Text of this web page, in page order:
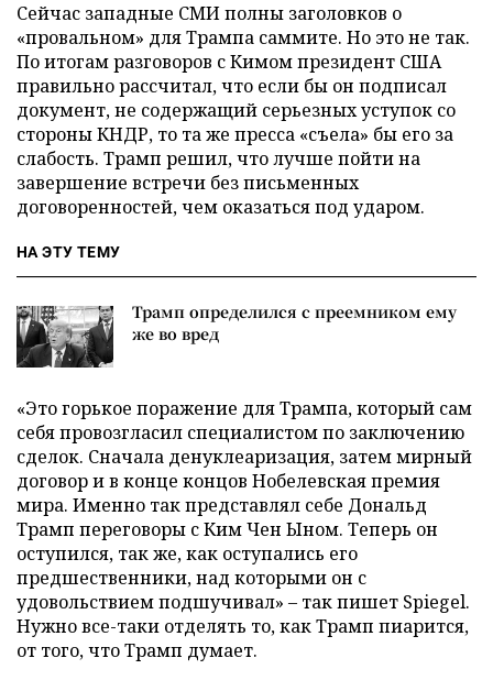
Сейчас западные СМИ полны заголовков о
«провальном» для Трампа саммите. Но это не так.
По итогам разговоров с Кимом президент США
правильно рассчитал, что если бы он подписал
документ, не содержащий серьезных уступок со
стороны КНДР, то та же пресса «съела» бы его за
слабость. Трамп решил, что лучше пойти на
завершение встречи без письменных
договоренностей, чем оказаться под ударом.
НА ЭТУ ТЕМУ
Трамп определился с преемником ему
же во вред
«Это горькое поражение для Трампа, который сам
себя провозгласил специалистом по заключению
сделок. Сначала денуклеаризация, затем мирный
договор и в конце концов Нобелевская премия
мира. Именно так представлял себе Дональд
Трамп переговоры с Ким Чен Ыном. Теперь он
оступился, так же, как оступались его
предшественники, над которыми он с
удовольствием подшучивал» – так пишет Spiegel.
Нужно все-таки отделять то, как Трамп пиарится,
от того, что Трамп думает.